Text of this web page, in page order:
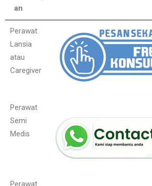
an
Perawat
Lansia
atau
Caregiver
Perawat
Semi
Medis
Perawat